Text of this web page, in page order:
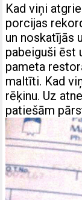
Kad viņi
porcijas
un noskatījās
pabeiguši ēst
pameta
maltīti. Kad
rēķinu. Uz
patiešām